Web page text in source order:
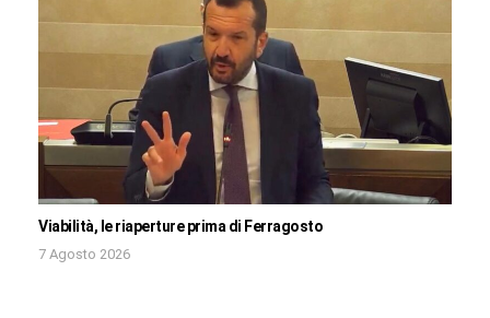
Viabilità, le riaperture prima di Ferragosto
7 Agosto 2026